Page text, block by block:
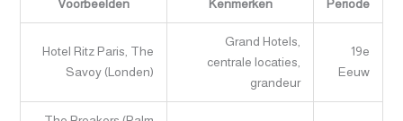
Periode
Kenmerken
Voorbeelden
19e
Eeuw
Grand Hotels,
centrale locaties,
grandeur
Hotel Ritz Paris, The
Savoy (Londen)